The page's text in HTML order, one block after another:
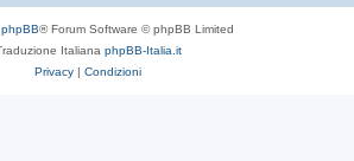
phpBB® Forum Software © phpBB Limited
Italiana phpBB-Italia.it
Privacy | Condizioni